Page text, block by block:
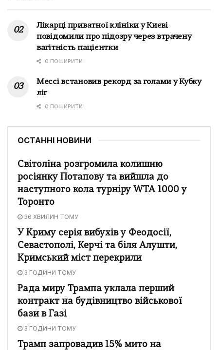
Лікарці приватної клініки у Києві
повідомили про підозру через втрачену
вагітність пацієнтки
0 ПОШИРИТИ
Мессі встановив рекорд за голами у Кубку
ліг
0 ПОШИРИТИ
ОСТАННІ НОВИНИ
Світоліна розгромила колишню
росіянку Потапову та вийшла до
наступного кола турніру WTA 1000 у
Торонто
36 ХВИЛИН ТОМУ
У Криму серія вибухів у Феодосії,
Севастополі, Керчі та біля Алушти,
Кримський міст перекрили
3 ГОДИНИ ТОМУ
Рада миру Трампа уклала перший
контракт на будівництво військової
бази в Газі
3 ГОДИНИ ТОМУ
Трамп запровадив 15% мито на